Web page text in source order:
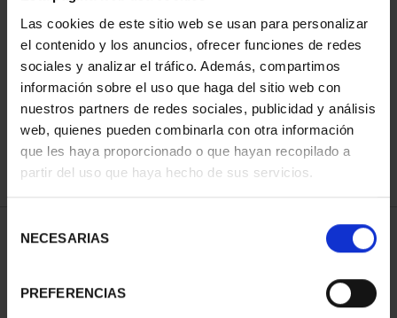
Las cookies de este sitio web se usan para personalizar
el contenido y los anuncios, ofrecer funciones de redes
sociales y analizar el tráfico. Además, compartimos
información sobre el uso que haga del sitio web con
nuestros partners de redes sociales, publicidad y análisis
web, quienes pueden combinarla con otra información
que les haya proporcionado o que hayan recopilado a
partir del uso que haya hecho de sus servicios.
NECESARIAS
PREFERENCIAS
ORDENAR POR:
REFINAR
1 Productos encontrados